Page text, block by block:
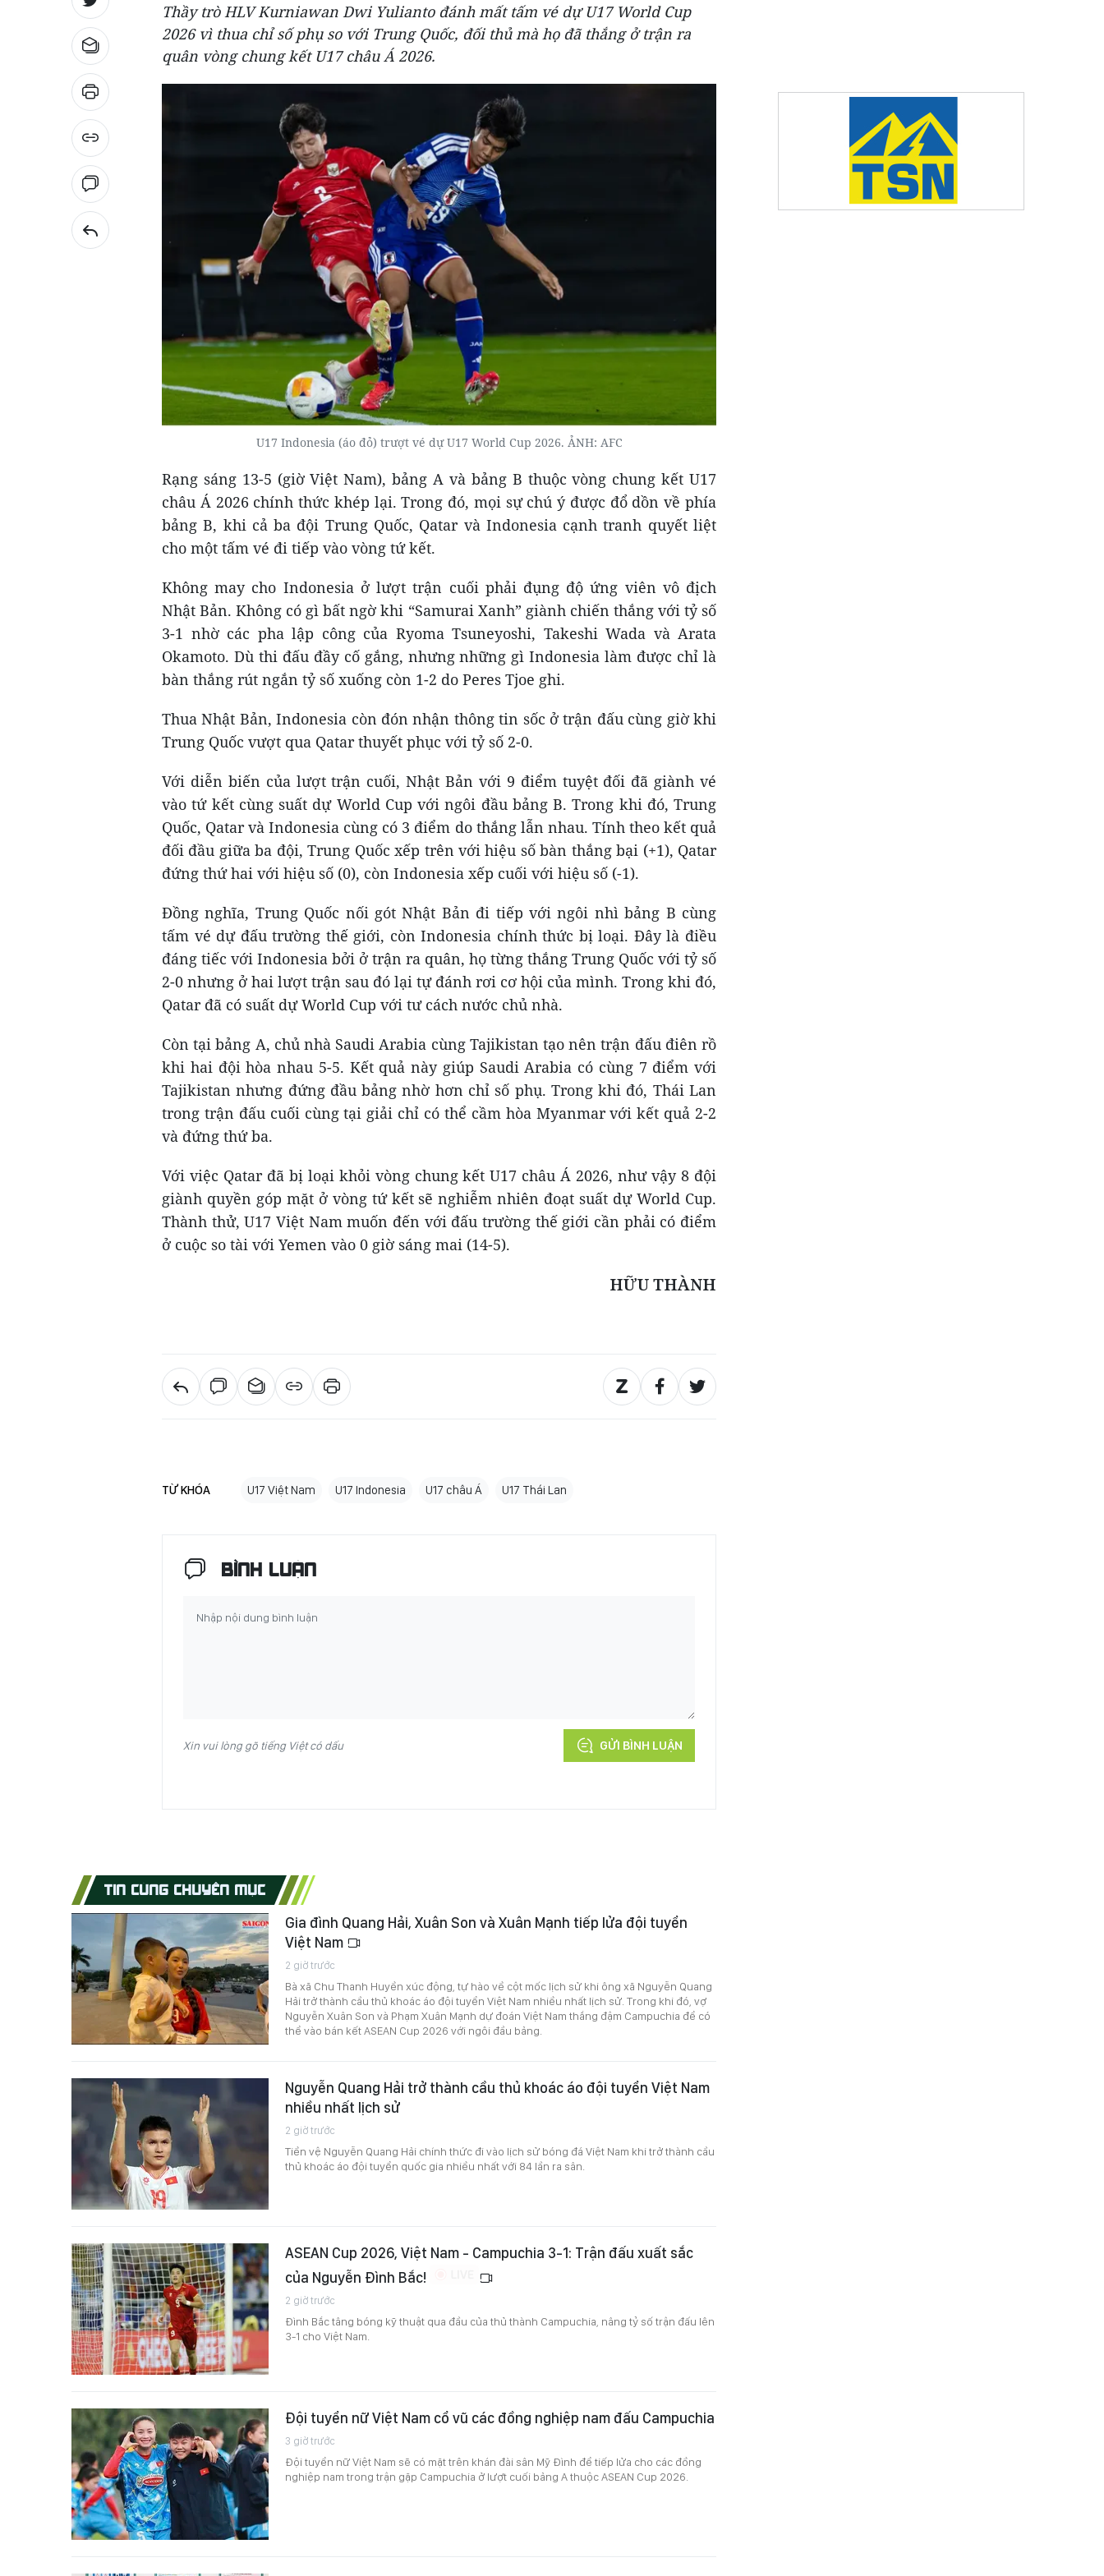
Thầy trò HLV Kurniawan Dwi Yulianto đánh mất tấm vé dự U17 World Cup
2026 vì thua chỉ số phụ so với Trung Quốc, đối thủ mà họ đã thắng ở trận ra
quân vòng chung kết U17 châu Á 2026.
U17 Indonesia (áo đỏ) trượt vé dự U17 World Cup 2026. ẢNH: AFC
Rạng sáng 13-5 (giờ Việt Nam), bảng A và bảng B thuộc vòng chung kết U17
châu Á 2026 chính thức khép lại. Trong đó, mọi sự chú ý được đổ dồn về phía
bảng B, khi cả ba đội Trung Quốc, Qatar và Indonesia cạnh tranh quyết liệt
cho một tấm vé đi tiếp vào vòng tứ kết.
Không may cho Indonesia ở lượt trận cuối phải đụng độ ứng viên vô địch
Nhật Bản. Không có gì bất ngờ khi “Samurai Xanh” giành chiến thắng với tỷ số
3-1 nhờ các pha lập công của Ryoma Tsuneyoshi, Takeshi Wada và Arata
Okamoto. Dù thi đấu đầy cố gắng, nhưng những gì Indonesia làm được chỉ là
bàn thắng rút ngắn tỷ số xuống còn 1-2 do Peres Tjoe ghi.
Thua Nhật Bản, Indonesia còn đón nhận thông tin sốc ở trận đấu cùng giờ khi
Trung Quốc vượt qua Qatar thuyết phục với tỷ số 2-0.
Với diễn biến của lượt trận cuối, Nhật Bản với 9 điểm tuyệt đối đã giành vé
vào tứ kết cùng suất dự World Cup với ngôi đầu bảng B. Trong khi đó, Trung
Quốc, Qatar và Indonesia cùng có 3 điểm do thắng lẫn nhau. Tính theo kết quả
đối đầu giữa ba đội, Trung Quốc xếp trên với hiệu số bàn thắng bại (+1), Qatar
đứng thứ hai với hiệu số (0), còn Indonesia xếp cuối với hiệu số (-1).
Đồng nghĩa, Trung Quốc nối gót Nhật Bản đi tiếp với ngôi nhì bảng B cùng
tấm vé dự đấu trường thế giới, còn Indonesia chính thức bị loại. Đây là điều
đáng tiếc với Indonesia bởi ở trận ra quân, họ từng thắng Trung Quốc với tỷ số
2-0 nhưng ở hai lượt trận sau đó lại tự đánh rơi cơ hội của mình. Trong khi đó,
Qatar đã có suất dự World Cup với tư cách nước chủ nhà.
Còn tại bảng A, chủ nhà Saudi Arabia cùng Tajikistan tạo nên trận đấu điên rồ
khi hai đội hòa nhau 5-5. Kết quả này giúp Saudi Arabia có cùng 7 điểm với
Tajikistan nhưng đứng đầu bảng nhờ hơn chỉ số phụ. Trong khi đó, Thái Lan
trong trận đấu cuối cùng tại giải chỉ có thể cầm hòa Myanmar với kết quả 2-2
và đứng thứ ba.
Với việc Qatar đã bị loại khỏi vòng chung kết U17 châu Á 2026, như vậy 8 đội
giành quyền góp mặt ở vòng tứ kết sẽ nghiễm nhiên đoạt suất dự World Cup.
Thành thử, U17 Việt Nam muốn đến với đấu trường thế giới cần phải có điểm
ở cuộc so tài với Yemen vào 0 giờ sáng mai (14-5).
HỮU THÀNH
TỪ KHÓA U17 Việt Nam U17 Indonesia U17 châu Á U17 Thái Lan
BÌNH LUẬN
Xin vui lòng gõ tiếng Việt có dấu GỬI BÌNH LUẬN
TIN CÙNG CHUYÊN MỤC
Gia đình Quang Hải, Xuân Son và Xuân Mạnh tiếp lửa đội tuyển
Việt Nam
2 giờ trước
Bà xã Chu Thanh Huyền xúc động, tự hào về cột mốc lịch sử khi ông xã Nguyễn Quang
Hải trở thành cầu thủ khoác áo đội tuyển Việt Nam nhiều nhất lịch sử. Trong khi đó, vợ
Nguyễn Xuân Son và Phạm Xuân Mạnh dự đoán Việt Nam thắng đậm Campuchia để có
thể vào bán kết ASEAN Cup 2026 với ngôi đầu bảng.
Nguyễn Quang Hải trở thành cầu thủ khoác áo đội tuyển Việt Nam
nhiều nhất lịch sử
2 giờ trước
Tiền vệ Nguyễn Quang Hải chính thức đi vào lịch sử bóng đá Việt Nam khi trở thành cầu
thủ khoác áo đội tuyển quốc gia nhiều nhất với 84 lần ra sân.
ASEAN Cup 2026, Việt Nam - Campuchia 3-1: Trận đấu xuất sắc
của Nguyễn Đình Bắc!
2 giờ trước
Đình Bắc tâng bóng kỹ thuật qua đầu của thủ thành Campuchia, nâng tỷ số trận đấu lên
3-1 cho Việt Nam.
Đội tuyển nữ Việt Nam cổ vũ các đồng nghiệp nam đấu Campuchia
3 giờ trước
Đội tuyển nữ Việt Nam sẽ có mặt trên khán đài sân Mỹ Đình để tiếp lửa cho các đồng
nghiệp nam trong trận gặp Campuchia ở lượt cuối bảng A thuộc ASEAN Cup 2026.